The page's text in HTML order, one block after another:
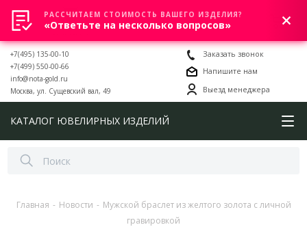
0
+7(495) 135-00-10
+7(499) 550-00-66
info@nota-gold.ru
Москва, ул. Сущевский вал, 49
Заказать звонок
Напишите нам
Выезд менеджера
КАТАЛОГ ЮВЕЛИРНЫХ ИЗДЕЛИЙ
Главная - Новости - Мужской браслет из желтого золота с личной
гравировкой
РАССЧИТАЕМ СТОИМОСТЬ ВАШЕГО ИЗДЕЛИЯ?
«Ответьте на несколько вопросов»